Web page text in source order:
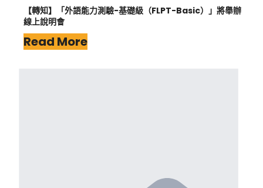
【轉知】「外語能力測驗-基礎級（FLPT-Basic）」將舉辦
線上說明會
Read More